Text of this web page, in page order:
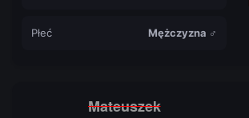
Płeć Mężczyzna ♂
Mateuszek